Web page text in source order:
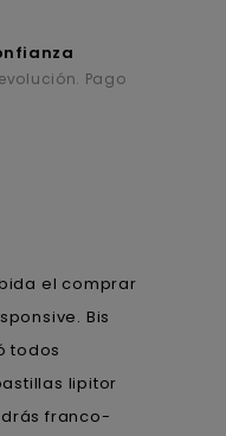
Pago
el comprar
Bis
todos
lipitor
franco-